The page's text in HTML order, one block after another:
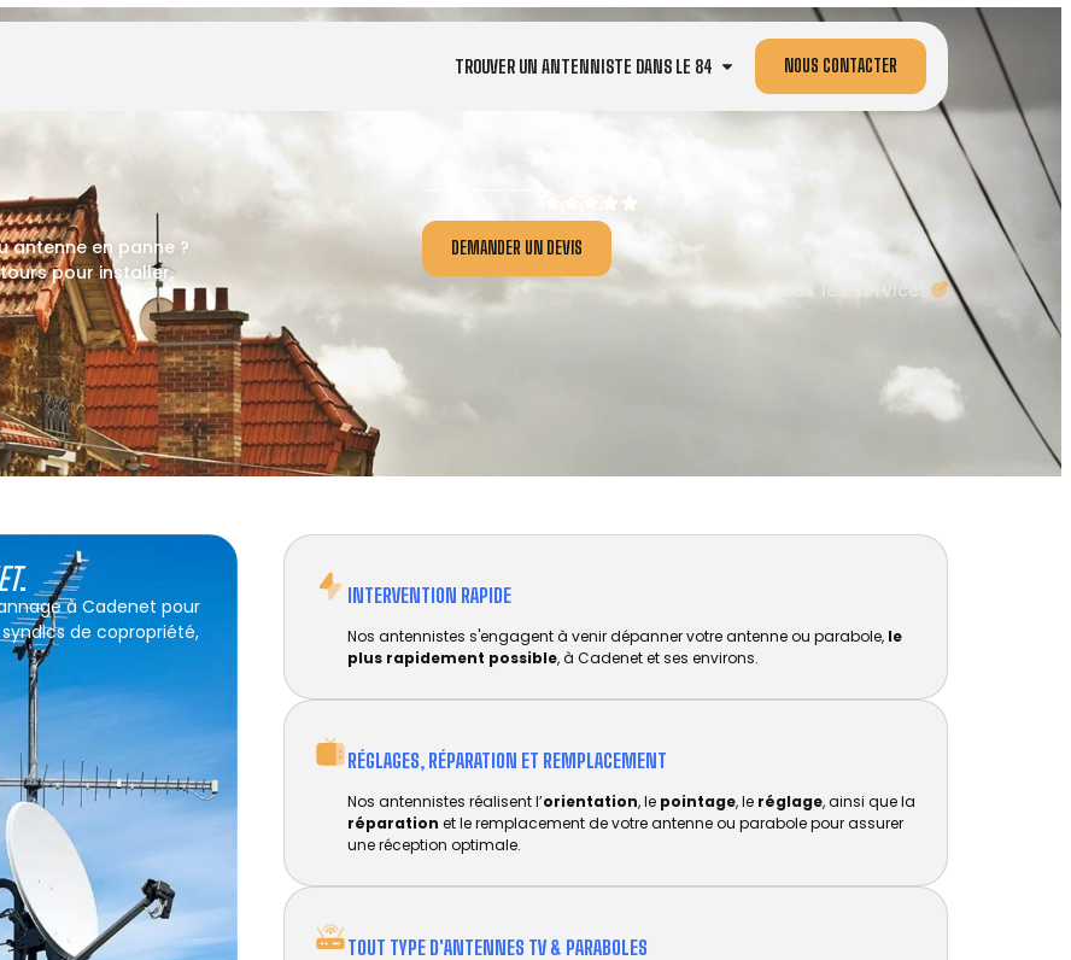
TROUVER UN ANTENNISTE DANS LE 84 NOUS CONTACTER
antenne en panne ?
pour installer,
DEMANDER UN DEVIS
Tous les services
.
à Cadenet pour
de copropriété,
INTERVENTION RAPIDE
Nos antennistes s'engagent à venir dépanner votre antenne ou parabole, le
plus rapidement possible, à Cadenet et ses environs.
RÉGLAGES, RÉPARATION ET REMPLACEMENT​
Nos antennistes réalisent l’orientation, le pointage, le réglage, ainsi que la
réparation et le remplacement de votre antenne ou parabole pour assurer
une réception optimale.
TOUT TYPE D'ANTENNES TV & PARABOLES